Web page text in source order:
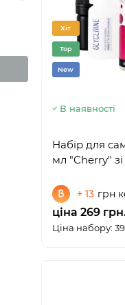
Хіт
Top
New
В наявності
Набір для
мл "Cherry"
+ 13 грн
ціна 269
Ціна набору: